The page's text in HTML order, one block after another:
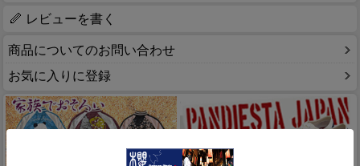
レビューを書く
商品についてのお問い合わせ
お気に入りに登録